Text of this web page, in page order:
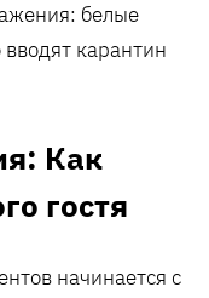
белые
карантин
Как
гостя
начинается с